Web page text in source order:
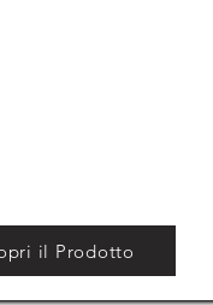
il Prodotto